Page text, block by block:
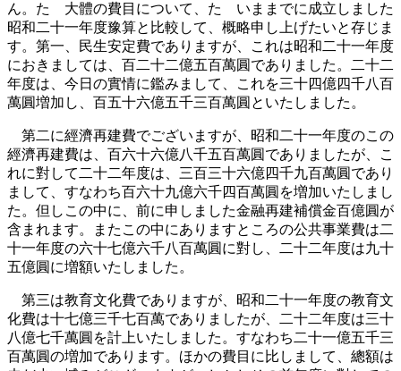
ん。たゞ大體の費目について、たゞいままでに成立しました
昭和二十一年度豫算と比較して、概略申し上げたいと存じま
す。第一、民生安定費でありますが、これは昭和二十一年度
におきましては、百二十二億五百萬圓でありました。二十二
年度は、今日の實情に鑑みまして、これを三十四億四千八百
萬圓増加し、百五十六億五千三百萬圓といたしました。
第二に經濟再建費でございますが、昭和二十一年度のこの
經濟再建費は、百六十六億八千五百萬圓でありましたが、こ
れに對して二十二年度は、三百三十六億四千九百萬圓であり
まして、すなわち百六十九億六千四百萬圓を増加いたしまし
た。但しこの中に、前に申しました金融再建補償金百億圓が
含まれます。またこの中にありますところの公共事業費は二
十一年度の六十七億六千八百萬圓に對し、二十二年度は九十
五億圓に増額いたしました。
第三は教育文化費でありますが、昭和二十一年度の教育文
化費は十七億三千七百萬でありましたが、二十二年度は三十
八億七千萬圓を計上いたしました。すなわち二十一億五千三
百萬圓の増加であります。ほかの費目に比しまして、總額は